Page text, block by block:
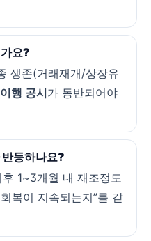
요?
생존(거래재개/상장유
행 공시가 동반되어야
등하나요?
1~3개월 내 재조정도
복이 지속되는지”를 같